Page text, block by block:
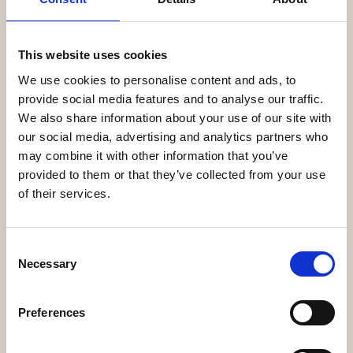
This website uses cookies
We use cookies to personalise content and ads, to
provide social media features and to analyse our traffic.
We also share information about your use of our site with
our social media, advertising and analytics partners who
may combine it with other information that you’ve
provided to them or that they’ve collected from your use
of their services.
Selection
Necessary
Preferences
FAMILIEN-HOTEL-SUITE MIT MEERBLICK
ERKUNDEN JETZT BUCHEN